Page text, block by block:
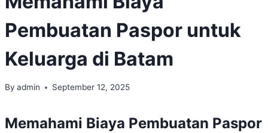
Pembuatan Paspor untuk
Keluarga di Batam
By admin September 12, 2025
Memahami Biaya Pembuatan Paspor